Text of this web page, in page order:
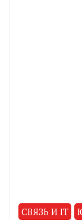
СВЯЗЬ И IT